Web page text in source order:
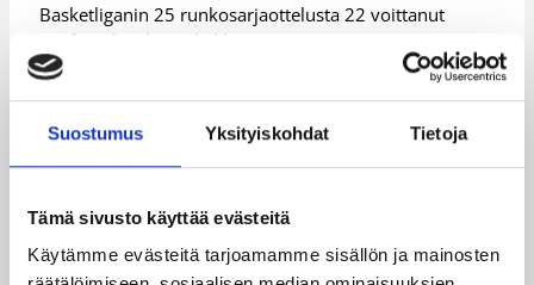
Suostumus Yksityiskohdat Tietoja
Tämä sivusto käyttää evästeitä
Käytämme evästeitä tarjoamamme sisällön ja mainosten
Basketliganin 25 runkosarjaottelusta 22 voittanut
Borås jatkaa liigan kakkosena.
Ottelutilastot:
Stenin Wasserburg täpärään voittoon
Saksan naisten Bundesliigaa ylivoimaisesti johtava,
sunnuntain kierroksella Oberhausenin vieraana.